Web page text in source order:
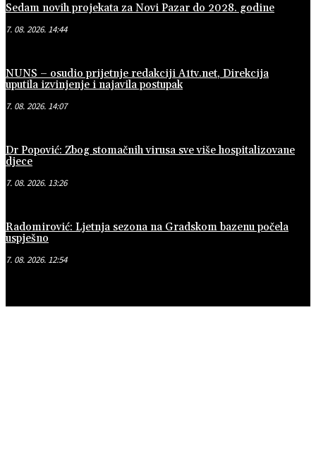
Sedam novih projekata za Novi Pazar do 2028. godine
7. 08. 2026. 14:44
NUNS – osudio prijetnje redakciji A1tv.net, Direkcija
uputila izvinjenje i najavila postupak
7. 08. 2026. 14:07
Dr Popović: Zbog stomačnih virusa sve više hospitalizovane
djece
7. 08. 2026. 13:26
Radomirović: Ljetnja sezona na Gradskom bazenu počela
uspješno
7. 08. 2026. 12:54